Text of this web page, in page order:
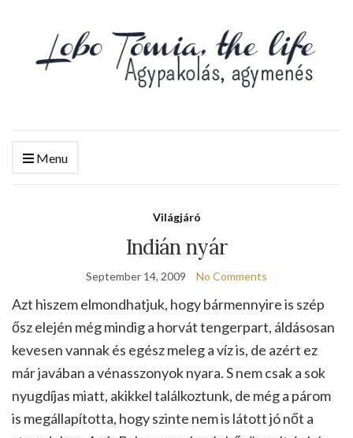
Menu
Világjáró
Indián nyár
September 14, 2009 No Comments
Azt hiszem elmondhatjuk, hogy bármennyire is szép
ősz elején még mindig a horvát tengerpart, áldásosan
kevesen vannak és egész meleg a víz is, de azért ez
már javában a vénasszonyok nyara. S nem csak a sok
nyugdíjas miatt, akikkel találkoztunk, de még a párom
is megállapította, hogy szinte nem is látott jó nőt a